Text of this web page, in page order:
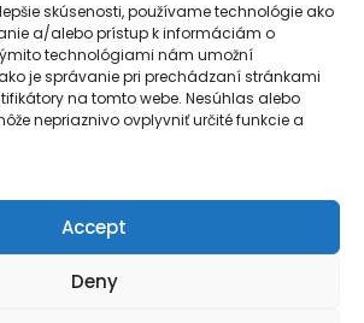
skúsenosti, používame technológie ako
a/alebo prístup k informáciám o
technológiami nám umožní
je správanie pri prechádzaní stránkami
na tomto webe. Nesúhlas alebo
nepriaznivo ovplyvniť určité funkcie a
Accept
Deny